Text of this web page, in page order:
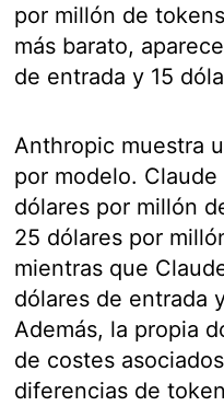
por millón de
más barato,
de entrada y 15
Anthropic muestra
por modelo.
dólares por millón
25 dólares por
mientras que
dólares de entrada
Además, la propia
de costes
diferencias de